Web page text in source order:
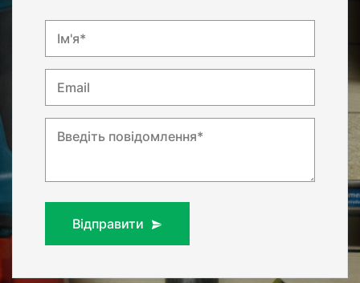
Ім'я*
Email
Введіть повідомлення*
Відправити